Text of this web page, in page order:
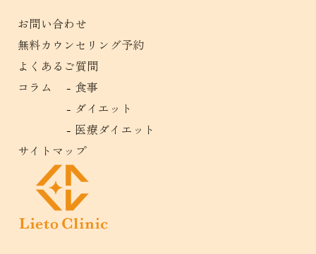
お問い合わせ
無料カウンセリング予約
よくあるご質問
コラム
食事
ダイエット
医療ダイエット
サイトマップ